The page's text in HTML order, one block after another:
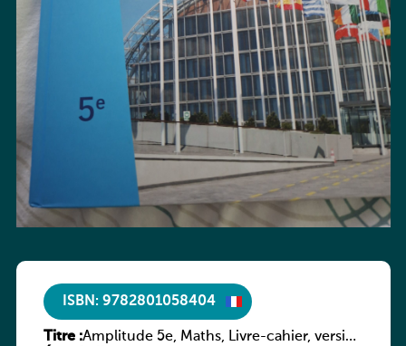
ISBN: 9782801058404
Titre :Amplitude 5e, Maths, Livre-cahier, version